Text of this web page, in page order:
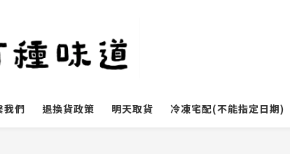
我們 退換貨政策 明天取貨 冷凍宅配(不能指定日期)